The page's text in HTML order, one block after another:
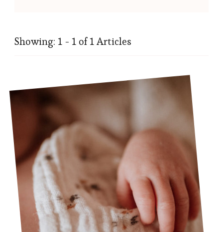
Showing: 1 - 1 of 1 Articles